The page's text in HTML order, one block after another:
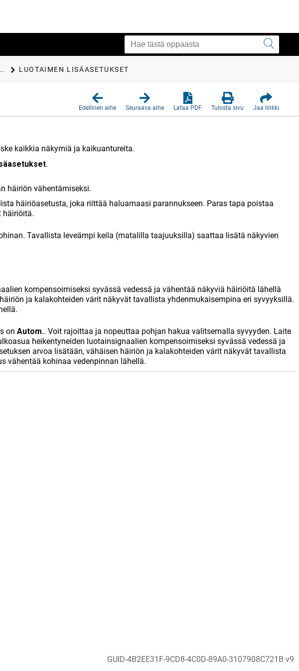
PERINTEINEN, GARMIN CLEARVÜ JA SIDEVÜ LUOTAINASETUS LUOTAIMEN LISÄASETUKSET
Edellinen aihe Seuraava aihe Lataa PDF Tulosta sivu Jaa linkki
kaikkia näkymiä ja kaikuantureita.
.
häiriön vähentämiseksi.
häiriöasetusta, joka riittää haluamaasi parannukseen. Paras tapa poistaa
häiriöitä.
Tavallista leveämpi keila (matalilla taajuuksilla) saattaa lisätä näkyvien
kompensoimiseksi syvässä vedessä ja vähentää näkyviä häiriöitä lähellä
ja kalakohteiden värit näkyvät tavallista yhdenmukaisempina eri syvyyksillä.
on Autom.. Voit rajoittaa ja nopeuttaa pohjan hakua valitsemalla syvyyden. Laite
heikentyneiden luotainsignaalien kompensoimiseksi syvässä vedessä ja
arvoa lisätään, vähäisen häiriön ja kalakohteiden värit näkyvät tavallista
vähentää kohinaa vedenpinnan lähellä.
GUID-4B2EE31F-9CD8-4C0D-89A0-3107908C721B v9